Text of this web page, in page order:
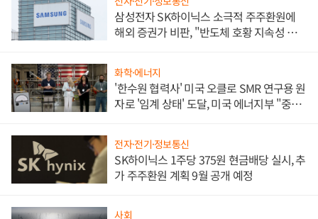
삼성전자 SK하이닉스 소극적 주주환원에
해외 증권가 비판, "반도체 호황 지속성 의
화학·에너지
'한수원 협력사' 미국 오클로 SMR 연구용 원
자로 '임계 상태' 도달, 미국 에너지부 "중요
전자·전기·정보통신
SK하이닉스 1주당 375원 현금배당 실시, 추
가 주주환원 계획 9월 공개 예정
사회